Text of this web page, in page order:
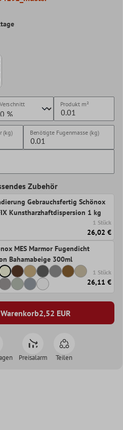
Verschnitt Produkt m²
(kg) Benötigte Fugenmasse (kg)
Zubehör
Gebrauchsfertig Schönox
Kunstharzhaftdispersion 1 kg
1 Stück
26,02 €
MES Marmor Fugendicht
Bahamabeige 300ml
1 Stück
26,11 €
2,52 EUR
Preisalarm Teilen